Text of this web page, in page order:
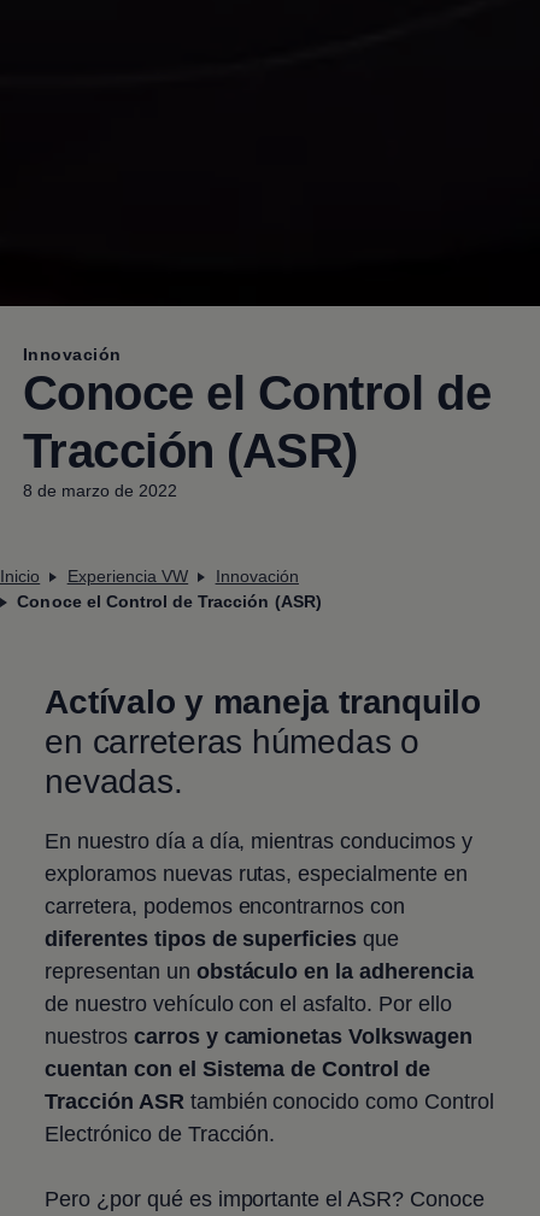
Innovación
Conoce el Control de
Tracción (ASR)
8 de marzo de 2022
Inicio Experiencia VW
Innovación
Conoce el Control de Tracción (ASR)
Actívalo y maneja tranquilo
en carreteras húmedas o
nevadas.
En nuestro día a día, mientras conducimos y
exploramos nuevas rutas, especialmente en
carretera, podemos encontrarnos con
diferentes tipos de superficies que
representan un obstáculo en la adherencia
de nuestro vehículo con el asfalto. Por ello
nuestroscarros y camionetas Volkswagen
cuentan con el Sistema de Control de
Tracción ASR también conocido como Control
Electrónico de Tracción.
Pero ¿por qué es importante el ASR? Conoce